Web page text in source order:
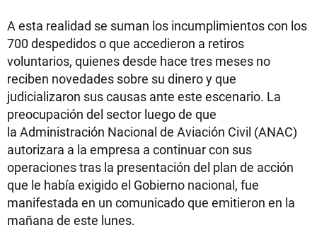
A esta realidad se suman los incumplimientos con los
700 despedidos o que accedieron a retiros
voluntarios, quienes desde hace tres meses no
reciben novedades sobre su dinero y que
judicializaron sus causas ante este escenario. La
preocupación del sector luego de que
la Administración Nacional de Aviación Civil (ANAC)
autorizara a la empresa a continuar con sus
operaciones tras la presentación del plan de acción
que le había exigido el Gobierno nacional, fue
manifestada en un comunicado que emitieron en la
mañana de este lunes.